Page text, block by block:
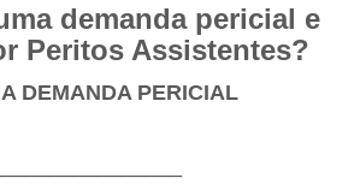
demanda pericial e
Peritos Assistentes?
DEMANDA PERICIAL